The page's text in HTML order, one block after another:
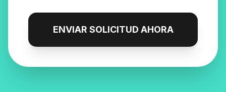
ENVIAR SOLICITUD AHORA